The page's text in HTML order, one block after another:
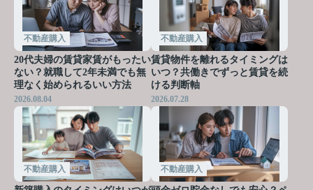
不動産購入
20代夫婦の賃貸家賃がもったい
ない？就職して2年未満でも無
理なく始められるいい方法
2026.08.04
不動産購入
賃貸物件を離れるタイミングは
いつ？共働きでずっと賃貸を続
ける判断軸
2026.07.28
不動産購入 不動産購入